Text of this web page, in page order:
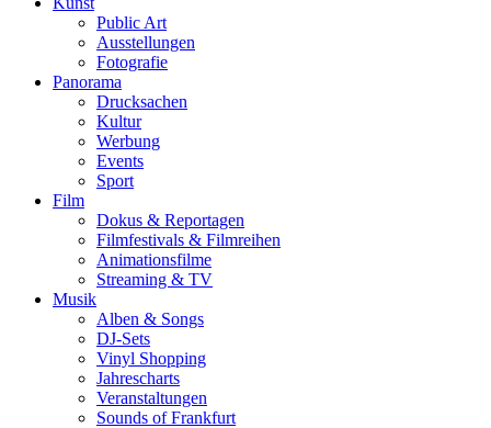
Public Art
Ausstellungen
Fotografie
Panorama
Drucksachen
Kultur
Werbung
Events
Sport
Film
Dokus & Reportagen
Filmfestivals & Filmreihen
Animationsfilme
Streaming & TV
Musik
Alben & Songs
DJ-Sets
Vinyl Shopping
Jahrescharts
Veranstaltungen
Sounds of Frankfurt